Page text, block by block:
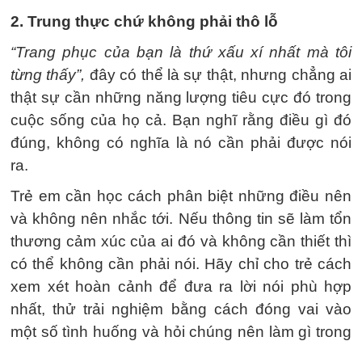
2. Trung thực chứ không phải thô lỗ
“Trang phục của bạn là thứ xấu xí nhất mà tôi
từng thấy”, đây có thể là sự thật, nhưng chẳng ai
thật sự cần những năng lượng tiêu cực đó trong
cuộc sống của họ cả. Bạn nghĩ rằng điều gì đó
đúng, không có nghĩa là nó cần phải được nói
ra.
Trẻ em cần học cách phân biệt những điều nên
và không nên nhắc tới. Nếu thông tin sẽ làm tổn
thương cảm xúc của ai đó và không cần thiết thì
có thể không cần phải nói. Hãy chỉ cho trẻ cách
xem xét hoàn cảnh để đưa ra lời nói phù hợp
nhất, thử trải nghiệm bằng cách đóng vai vào
một số tình huống và hỏi chúng nên làm gì trong